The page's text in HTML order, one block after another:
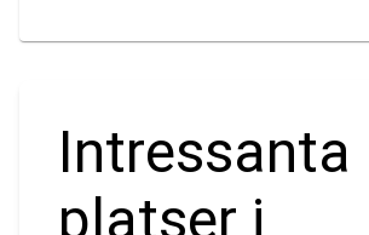
Intressanta
platser i